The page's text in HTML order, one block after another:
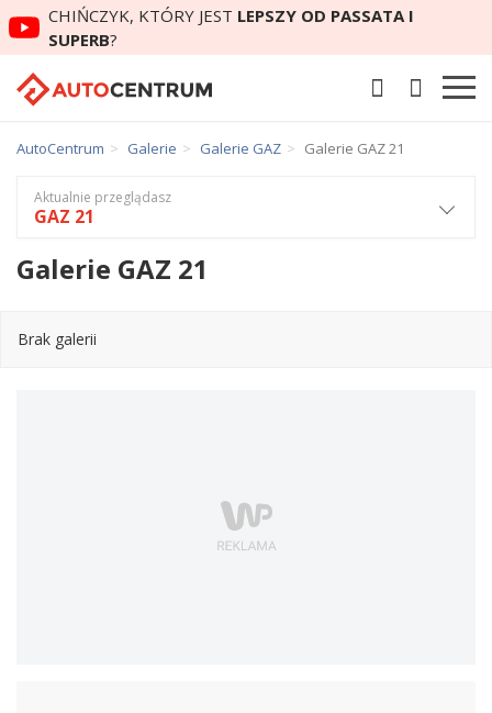
CHIŃCZYK, KTÓRY JEST LEPSZY OD PASSATA I
SUPERB?
AutoCentrum Galerie Galerie GAZ Galerie GAZ 21
Galerie GAZ 21
Brak galerii
Aktualnie przeglądasz
GAZ 21